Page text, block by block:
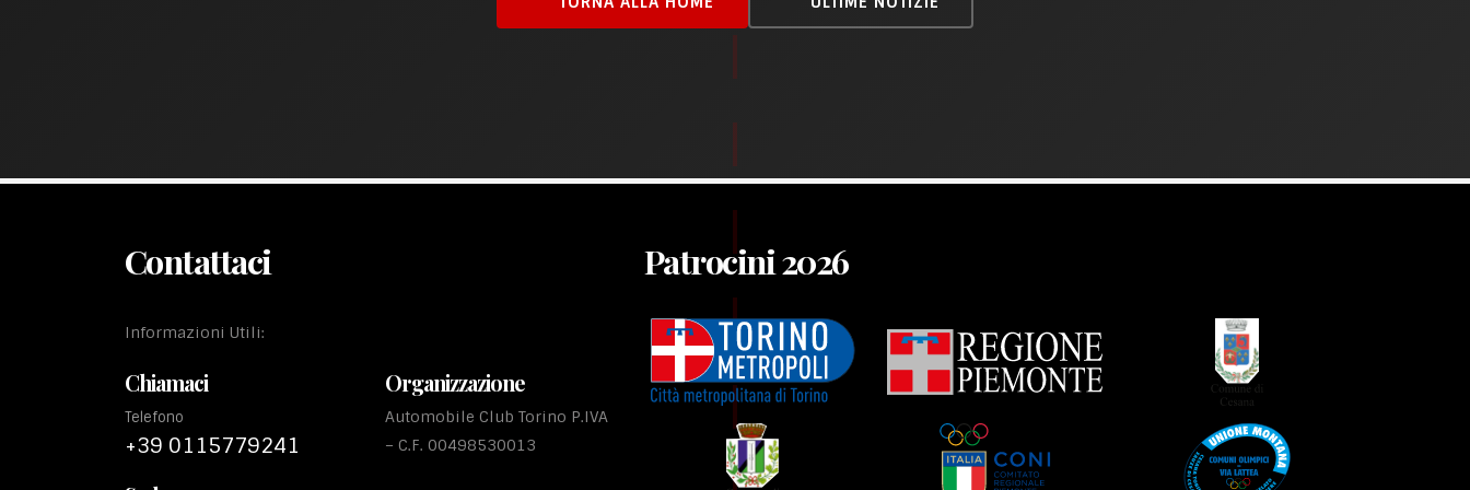
Contattaci Patrocini 2026
Informazioni Utili:
Chiamaci
Telefono
+39 0115779241
Organizzazione
Automobile Club Torino P.IVA
– C.F. 00498530013